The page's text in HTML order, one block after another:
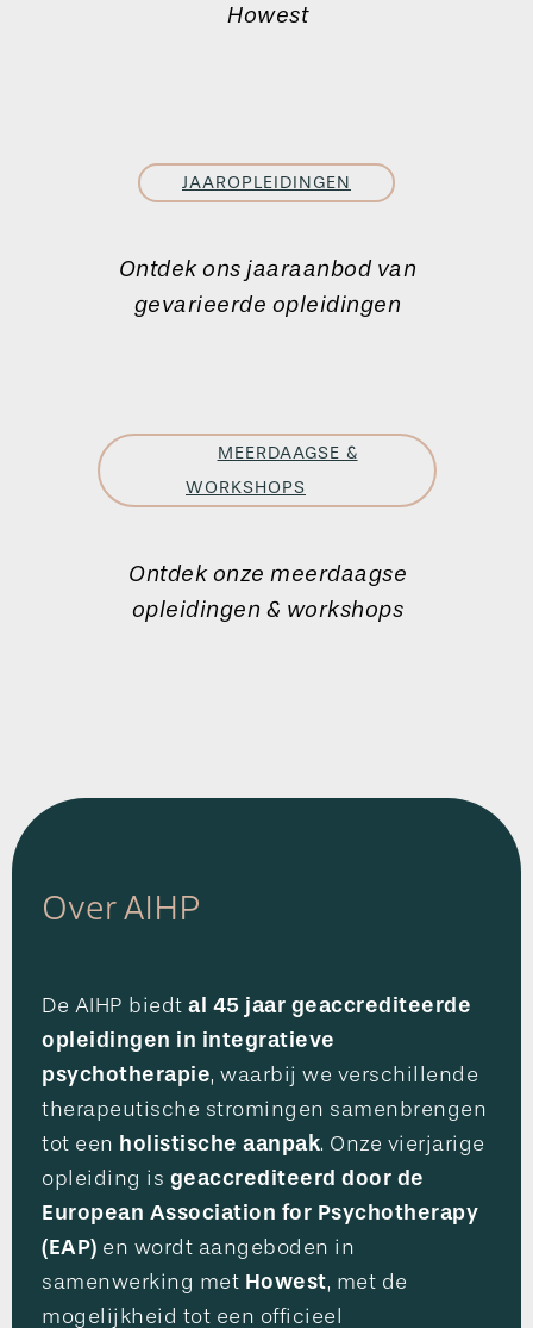
Howest
JAAROPLEIDINGEN
Ontdek ons jaaraanbod van
gevarieerde opleidingen
MEERDAAGSE &
WORKSHOPS
Ontdek onze meerdaagse
opleidingen & workshops
Over AIHP
De AIHP biedtal 45 jaar geaccrediteerde
opleidingen in integratieve
psychotherapie, waarbij we verschillende
therapeutische stromingen samenbrengen
tot een holistische aanpak. Onze vierjarige
opleiding is geaccrediteerd door de
European Association for Psychotherapy
(EAP) en wordt aangeboden in
samenwerking met Howest, met de
mogelijkheid tot een officieel